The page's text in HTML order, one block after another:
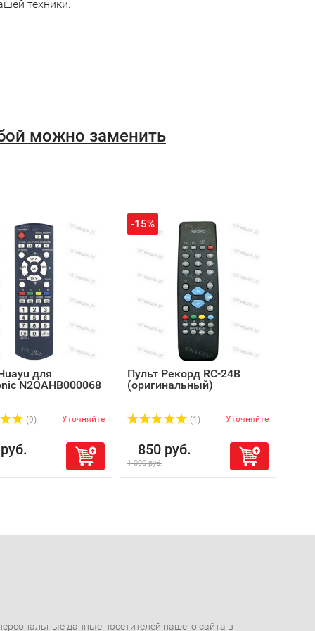
техники.
можно заменить
для
N2QAHB000068
(9) Уточняйте
-15%
Пульт Рекорд RC-24B
(оригинальный)
(1) Уточняйте
850 руб.
1 000 руб.
данные посетителей нашего сайта в